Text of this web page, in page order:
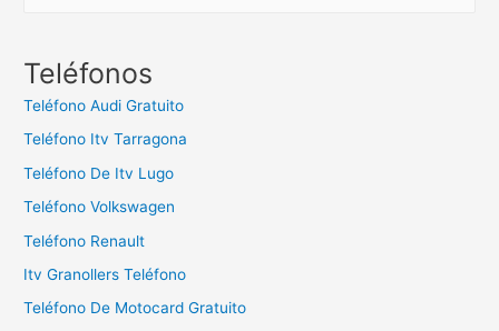
c
Teléfonos
Teléfono Audi Gratuito
Teléfono Itv Tarragona
Teléfono De Itv Lugo
Teléfono Volkswagen
Teléfono Renault
Itv Granollers Teléfono
Teléfono De Motocard Gratuito